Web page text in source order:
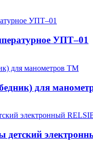
УПТ–01
для
детский